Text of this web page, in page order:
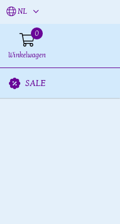
NL
0
Winkelwagen
SALE